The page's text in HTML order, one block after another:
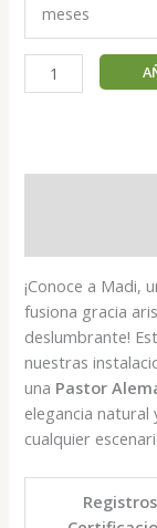
meses
Madi
-
¡Conoce a Madi,
fusiona gracia
deslumbrante!
nuestras
una Pastor
elegancia
cualquier